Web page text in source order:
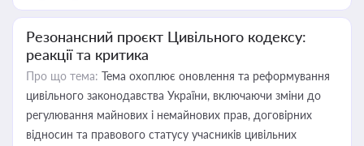
Резонансний проєкт Цивільного кодексу:
реакції та критика
Про що тема: Тема охоплює оновлення та реформування
цивільного законодавства України, включаючи зміни до
регулювання майнових і немайнових прав, договірних
відносин та правового статусу учасників цивільних